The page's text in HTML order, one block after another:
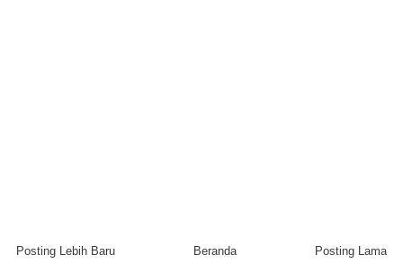
Posting Lebih Baru Posting Lama
Beranda